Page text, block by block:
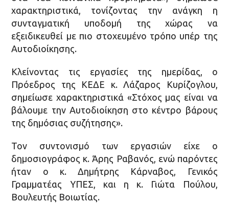
χαρακτηριστικά, τονίζοντας την ανάγκη η
συνταγματική υποδομή της χώρας να
εξειδικευθεί με πιο στοχευμένο τρόπο υπέρ της
Αυτοδιοίκησης.
Κλείνοντας τις εργασίες της ημερίδας, ο
Πρόεδρος της ΚΕΔΕ κ. Λάζαρος Κυρίζογλου,
σημείωσε χαρακτηριστικά «Στόχος μας είναι να
βάλουμε την Αυτοδιοίκηση στο κέντρο βάρους
της δημόσιας συζήτησης».
Τον συντονισμό των εργασιών είχε ο
δημοσιογράφος κ. Άρης Ραβανός, ενώ παρόντες
ήταν ο κ. Δημήτρης Κάρναβος, Γενικός
Γραμματέας ΥΠΕΣ, και η κ. Γιώτα Πούλου,
Βουλευτής Βοιωτίας.